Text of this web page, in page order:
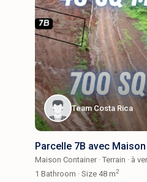
Team Costa Rica
Parcelle 7B avec Maison
Maison Container · Terrain · à
1 Bathroom · Size 48 m2